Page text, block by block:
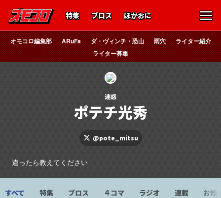
特集 ブロス ほかおに
オモコロ編集部 ARuFa ダ・ヴィンチ・恐山 雨穴
ライター紹介
ライター募集
迷惑
ポテチ光秀
@pote_mitsu
違ったら教えてください
すべて 特集 ブロス ４コマ ラジオ 連載 お知